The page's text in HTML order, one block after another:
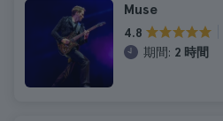
Muse
4.8
期間: 2 時間